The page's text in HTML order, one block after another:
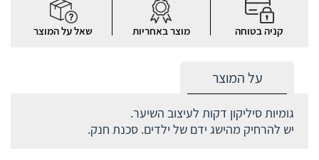
קניה בטוחה מוצר באחריות שאל על המוצר
על המוצר
גומיות סיליקון דקות לעיצוב השיער.
יש להרחיק מהישג ידם של ילדים. סכנת חנק.